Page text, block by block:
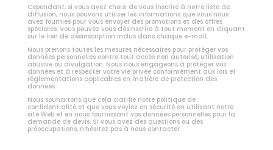
Cependant, si vous avez choisi de vous inscrire à notre liste de
diffusion, nous pouvons utiliser les informations que vous nous
avez fournies pour vous envoyer des promotions et des offres
spéciales. Vous pouvez vous désinscrire à tout moment en cliquant
sur le lien de désinscription inclus dans chaque e-mail.
Nous prenons toutes les mesures nécessaires pour protéger vos
données personnelles contre tout accès non autorisé, utilisation
abusive ou divulgation. Nous nous engageons à protéger vos
données et à respecter votre vie privée conformément aux lois et
réglementations applicables en matière de protection des
données.
Nous souhaitons que cela clarifie notre politique de
confidentialité et que vous voyiez en sécurité en utilisant notre
site Web et en nous fournissant vos données personnelles pour la
demande de devis. Si vous avez des questions ou des
préoccupations, n’hésitez pas à nous contacter.